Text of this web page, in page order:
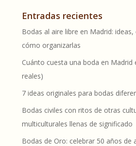
Entradas recientes
Bodas al aire libre en Madrid:
cómo organizarlas
Cuánto cuesta una boda en Madrid
reales)
7 ideas originales para bodas
Bodas civiles con ritos de otras
multiculturales llenas de significado
Bodas de Oro: celebrar 50 años de